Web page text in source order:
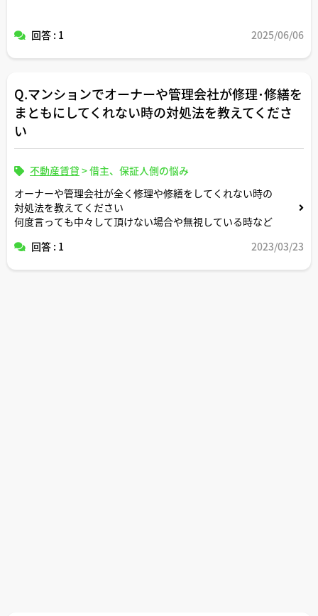
回答 : 1 2025/06/06
Q.マンションでオーナーや管理会社が修理･修繕を
まともにしてくれない時の対処法を教えてくださ
い
不動産賃貸 >借主、保証人側の悩み
オーナーや管理会社が全く修理や修繕をしてくれない時の
対処法を教えてください
何度言っても中々して頂けない場合や無視している時など
回答 : 1
2023/03/23